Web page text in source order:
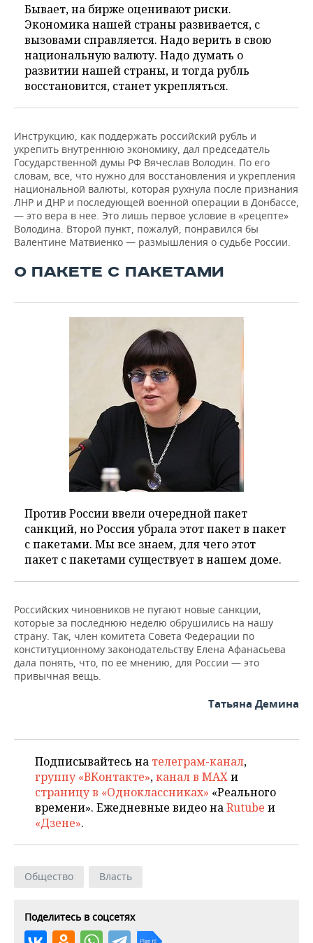
Бывает, на бирже оценивают риски.
Экономика нашей страны развивается, с
вызовами справляется. Надо верить в свою
национальную валюту. Надо думать о
развитии нашей страны, и тогда рубль
восстановится, станет укрепляться.
Инструкцию, как поддержать российский рубль и
укрепить внутреннюю экономику, дал председатель
Государственной думы РФ Вячеслав Володин. По его
словам, все, что нужно для восстановления и укрепления
национальной валюты, которая рухнула после признания
ЛНР и ДНР и последующей военной операции в Донбассе,
— это вера в нее. Это лишь первое условие в «рецепте»
Володина. Второй пункт, пожалуй, понравился бы
Валентине Матвиенко — размышления о судьбе России.
О ПАКЕТЕ С ПАКЕТАМИ
Против России ввели очередной пакет
санкций, но Россия убрала этот пакет в пакет
с пакетами. Мы все знаем, для чего этот
пакет с пакетами существует в нашем доме.
Российских чиновников не пугают новые санкции,
которые за последнюю неделю обрушились на нашу
страну. Так, член комитета Совета Федерации по
конституционному законодательству Елена Афанасьева
дала понять, что, по ее мнению, для России — это
привычная вещь.
Татьяна Демина
Подписывайтесь на телеграм-канал,
группу «ВКонтакте»,канал в MAXи
страницу в «Одноклассниках» «Реального
времени». Ежедневные видео наRutube и
«Дзене».
Общество Власть
Поделитесь в соцсетях